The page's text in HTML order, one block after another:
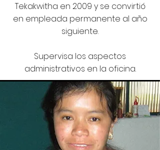
Tekakwitha en 2009 y se convirtió
en empleada permanente al año
siguiente.
Supervisa los aspectos
administrativos en la oficina.